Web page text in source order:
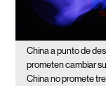
China a punto de
prometen cambiar
China no promete